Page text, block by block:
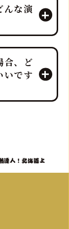
様のお手
に集中し
体制で臨
ンセプ
けでな
応させ
んな演
・音響で
なり、
ロ解体シ
食体
会場の話
合、ど
いです
忘年会・
仕入れ、
早めの
達人！北海道上